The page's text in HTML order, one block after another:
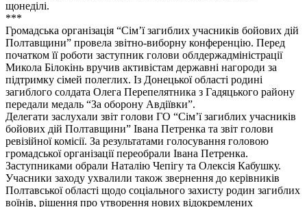
щонеділі.
***
Громадська організація “Сім’ї загиблих учасників бойових дій
Полтавщини” провела звітно-виборну конференцію. Перед
початком її роботи заступник голови облдержадміністрації
Микола Білокінь вручив активістам державні нагороди за
підтримку сімей полеглих. Із Донецької області родині
загиблого солдата Олега Перепелятника з Гадяцького району
передали медаль “За оборону Авдіївки”.
Делегати заслухали звіт голови ГО “Сім’ї загиблих учасників
бойових дій Полтавщини” Івана Петренка та звіт голови
ревізійної комісії. За результатами голосування головою
громадської організації переобрали Івана Петренка.
Заступниками обрали Наталію Чепігу та Олексія Кабушку.
Учасники заходу ухвалили також звернення до керівників
Полтавської області щодо соціального захисту родин загиблих
воїнів, рішення про утворення нових відокремлених